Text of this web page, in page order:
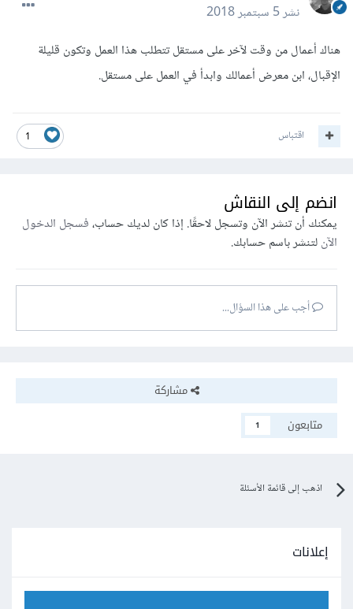
نشر5 سبتمبر 2018
هناك أعمال من وقت لآخر على مستقل تتطلب هذا العمل وتكون قليلة
الإقبال، ابن معرض أعمالك وابدأ في العمل على مستقل.
1 اقتباس
انضم إلى النقاش
يمكنك أن تنشر الآن وتسجل لاحقًا. إذا كان لديك حساب،فسجل الدخول
الآنلتنشر باسم حسابك.
أجب على هذا السؤال...
مشاركة
متابعون
1
اذهب إلى قائمة الأسئلة
إعلانات